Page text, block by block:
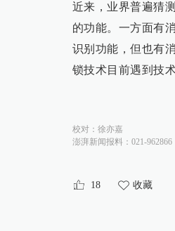
近来，业界普遍猜
的功能。一方面有
识别功能，但也有
锁技术目前遇到技
校对： 徐亦嘉
澎湃新闻报料：021-962866
18 收藏